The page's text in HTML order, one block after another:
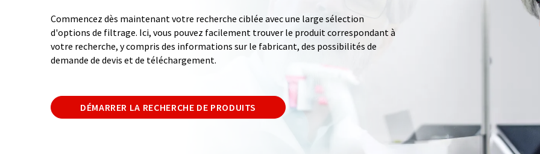
Commencez dès maintenant votre recherche ciblée avec une large sélection
d'options de filtrage. Ici, vous pouvez facilement trouver le produit correspondant à
votre recherche, y compris des informations sur le fabricant, des possibilités de
demande de devis et de téléchargement.
DÉMARRER LA RECHERCHE DE PRODUITS